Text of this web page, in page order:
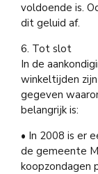
voldoende is.
dit geluid af.
6. Tot slot
In de
winkeltijden
gegeven
belangrijk is:
• In 2008 is er
de gemeente
koopzondagen